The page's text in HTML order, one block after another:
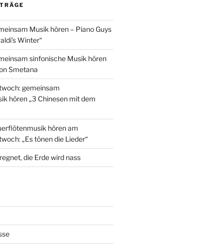
Musik hören – Piano Guys
Winter“
sinfonische Musik hören
Smetana
gemeinsam
hören „3 Chinesen mit dem
hören am
„Es tönen die Lieder“
die Erde wird nass